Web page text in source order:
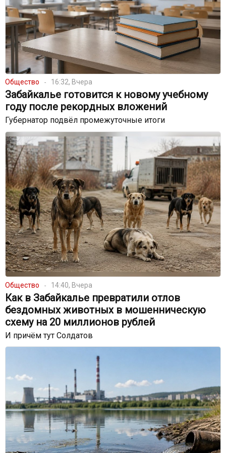
Общество 16:32, Вчера
Забайкалье готовится к новому учебному
году после рекордных вложений
Губернатор подвёл промежуточные итоги
Общество 14:40, Вчера
Как в Забайкалье превратили отлов
бездомных животных в мошенническую
схему на 20 миллионов рублей
И причём тут Солдатов